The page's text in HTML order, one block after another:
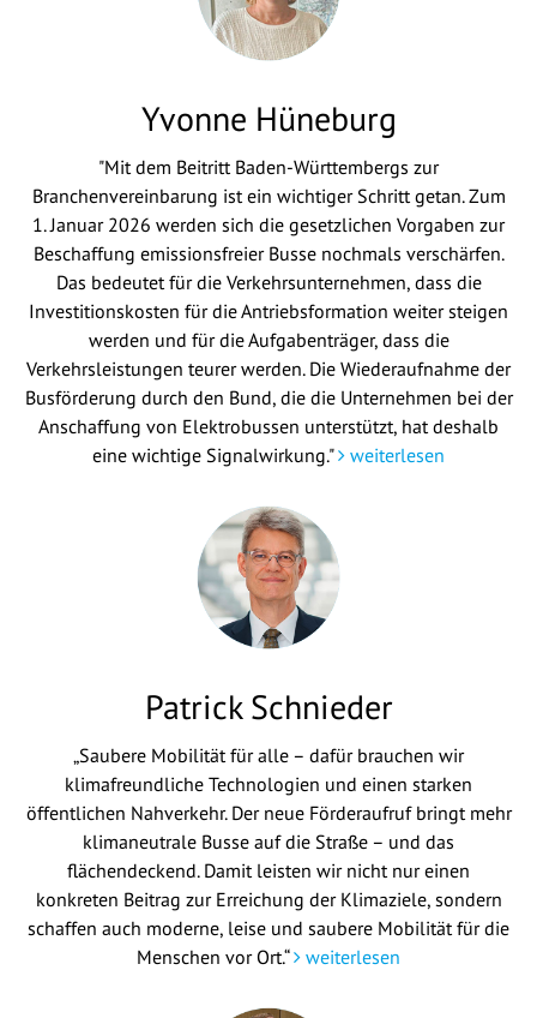
Yvonne Hüneburg
"Mit dem Beitritt Baden-Württembergs zur
Branchenvereinbarung ist ein wichtiger Schritt getan. Zum
1. Januar 2026 werden sich die gesetzlichen Vorgaben zur
Beschaffung emissionsfreier Busse nochmals verschärfen.
Das bedeutet für die Verkehrsunternehmen, dass die
Investitionskosten für die Antriebsformation weiter steigen
werden und für die Aufgabenträger, dass die
Verkehrsleistungen teurer werden. Die Wiederaufnahme der
Busförderung durch den Bund, die die Unternehmen bei der
Anschaffung von Elektrobussen unterstützt, hat deshalb
eine wichtige Signalwirkung."
weiterlesen
Patrick Schnieder
„Saubere Mobilität für alle – dafür brauchen wir
klimafreundliche Technologien und einen starken
öffentlichen Nahverkehr. Der neue Förderaufruf bringt mehr
klimaneutrale Busse auf die Straße – und das
flächendeckend. Damit leisten wir nicht nur einen
konkreten Beitrag zur Erreichung der Klimaziele, sondern
schaffen auch moderne, leise und saubere Mobilität für die
Menschen vor Ort.“
weiterlesen